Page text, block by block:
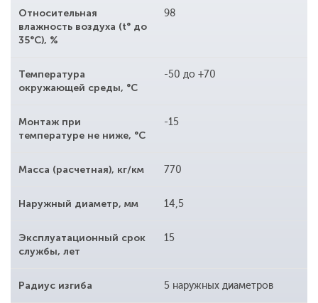
Относительная
влажность воздуха (t° до
35°С), %
98
Температура
окружающей среды, °С
-50 до +70
Монтаж при
температуре не ниже, °С
-15
Масса (расчетная), кг/км 770
Наружный диаметр, мм 14,5
Эксплуатационный срок
службы, лет
15
Радиус изгиба 5 наружных диаметров